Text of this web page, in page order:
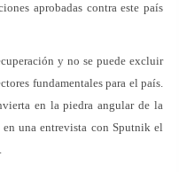
aprobadas contra este país
y no se puede excluir
fundamentales para el país.
en la piedra angular de la
una entrevista con Sputnik el